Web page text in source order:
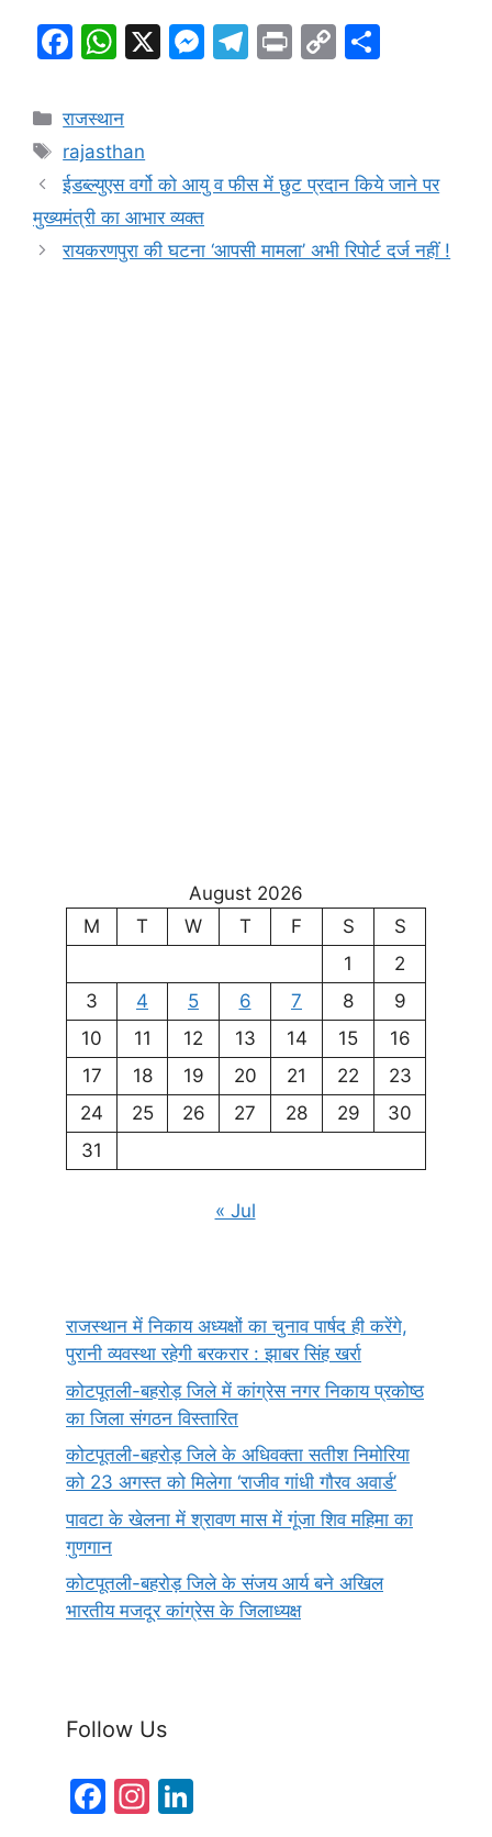
F
c
e
b
o
o
W
at
s
A
p
p
X
M
e
g
T
a
Pr C
Li
k
Categories
राजस्थान
Tags
rajasthan
ईडब्ल्युएस वर्गो को आयु व फीस में छुट प्रदान किये जाने पर
मुख्यमंत्री का आभार व्यक्त
रायकरणपुरा की घटना ‘आपसी मामला’ अभी रिपोर्ट दर्ज नहीं !
August 2026
M
T W T F S
S
1
2
3
4 5 6 7 8
9
10
11 12 13 14 15
16
17
18 19 20 21 22
23
24
25 26 27 28 29
30
31
« Jul
राजस्थान में निकाय अध्यक्षों का चुनाव पार्षद ही करेंगे,
पुरानी व्यवस्था रहेगी बरकरार : झाबर सिंह खर्रा
कोटपूतली-बहरोड़ जिले में कांग्रेस नगर निकाय प्रकोष्ठ
का जिला संगठन विस्तारित
कोटपूतली-बहरोड़ जिले के अधिवक्ता सतीश निमोरिया
को 23 अगस्त को मिलेगा ‘राजीव गांधी गौरव अवार्ड’
पावटा के खेलना में श्रावण मास में गूंजा शिव महिमा का
गुणगान
कोटपूतली-बहरोड़ जिले के संजय आर्य बने अखिल
भारतीय मजदूर कांग्रेस के जिलाध्यक्ष
Follow Us
F
In